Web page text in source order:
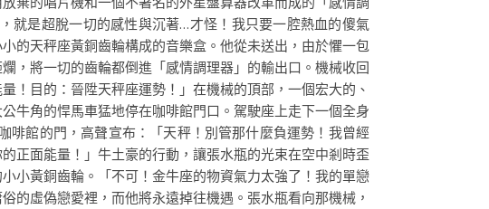
就是超脫一切的感性與沉著…才怪！我只要一腔熱血的傻氣
的天秤座黃銅齒輪構成的音樂盒。他從未送出，由於懼一包
，將一切的齒輪都倒進「感情調理器」的輸出口。機械收回
！目的：晉陞天秤座運勢！」在機械的頂部，一個宏大的、
牛角的悍馬車猛地停在咖啡館門口。駕駛座上走下一個全身
館的門，高聲宣布：「天秤！別管那什麼負運勢！我曾經
正面能量！」牛土豪的行動，讓張水瓶的光束在空中剎時歪
小黃銅齒輪。「不可！金牛座的物資氣力太強了！我的單戀
的虛偽戀愛裡，而他將永遠掉往機遇。張水瓶看向那機械，